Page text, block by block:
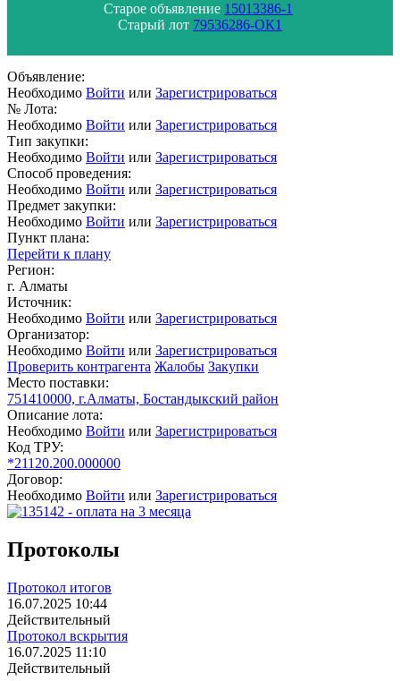
Старое объявление 15013386-1
Старый лот 79536286-ОК1
Объявление:
Необходимо Войти или Зарегистрироваться
№ Лота:
Необходимо Войти или Зарегистрироваться
Тип закупки:
Необходимо Войти или Зарегистрироваться
Способ проведения:
Необходимо Войти или Зарегистрироваться
Предмет закупки:
Необходимо Войти или Зарегистрироваться
Пункт плана:
Перейти к плану
Регион:
г. Алматы
Источник:
Необходимо Войти или Зарегистрироваться
Организатор:
Необходимо Войти или Зарегистрироваться
Проверить контрагента Жалобы Закупки
Место поставки:
751410000, г.Алматы, Бостандыкский район
Описание лота:
Необходимо Войти или Зарегистрироваться
Код ТРУ:
*21120.200.000000
Договор:
Необходимо Войти или Зарегистрироваться
Протоколы
Протокол итогов
16.07.2025 10:44
Действительный
Протокол вскрытия
16.07.2025 11:10
Действительный